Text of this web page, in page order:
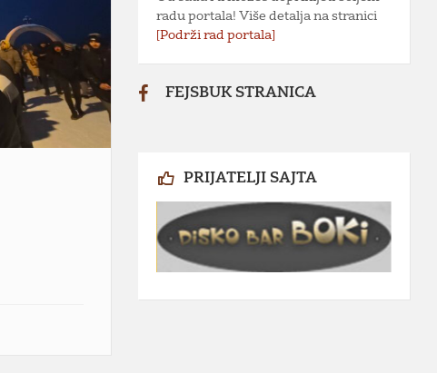
radu portala! Više detalja na stranici
[Podrži rad portala]
FEJSBUK STRANICA
PRIJATELJI SAJTA